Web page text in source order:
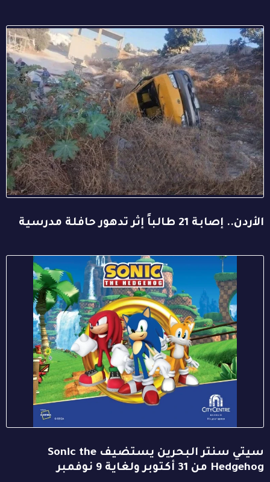
الأردن.. إصابة 21 طالباً إثر تدهور حافلة مدرسية
سيتي سنتر البحرين يستضيف Sonic the
Hedgehog من 31 أكتوبر ولغاية 9 نوفمبر